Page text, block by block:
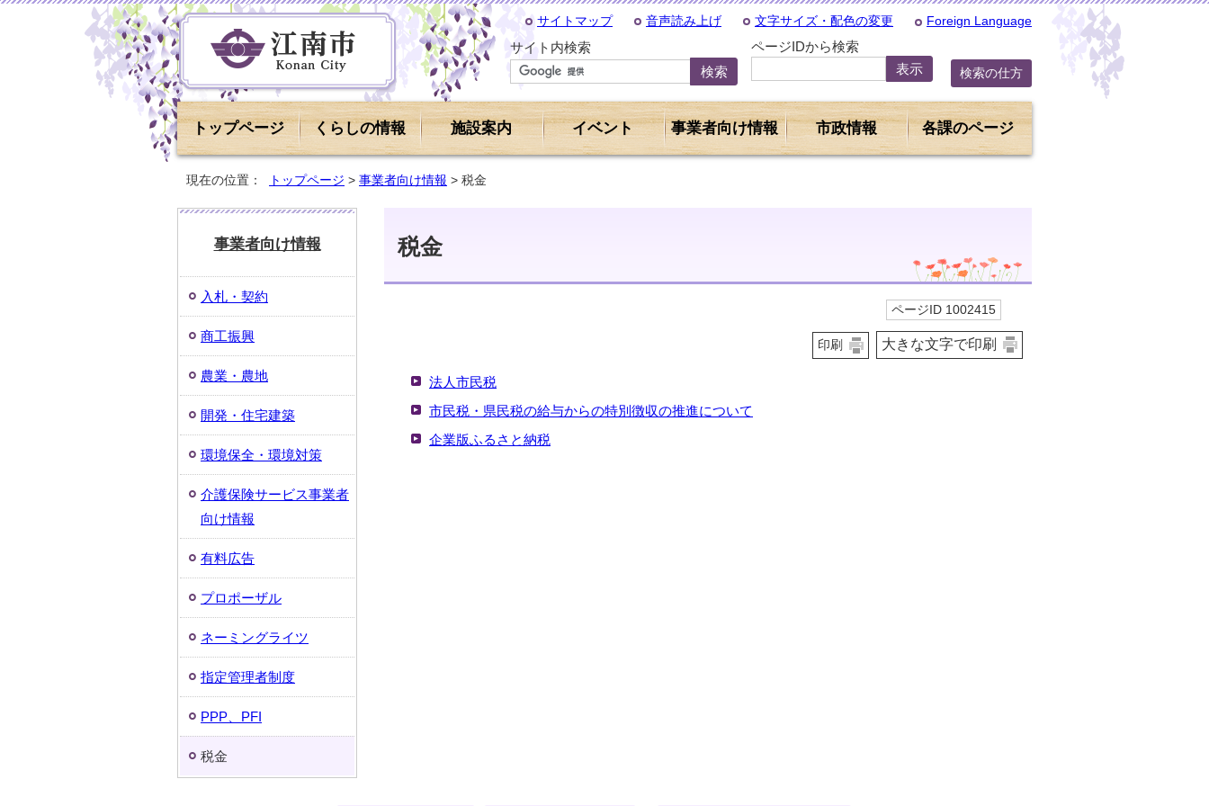
サイトマップ 音声読み上げ 文字サイズ・配色の変更 Foreign Language
サイト内検索 ページIDから検索
検索の仕方
トップページ くらしの情報 施設案内 イベント 事業者向け情報 市政情報 各課のページ
現在の位置： トップページ > 事業者向け情報 > 税金
税金
ページID 1002415
印刷 大きな文字で印刷
法人市民税
市民税・県民税の給与からの特別徴収の推進について
企業版ふるさと納税
事業者向け情報
入札・契約
商工振興
農業・農地
開発・住宅建築
環境保全・環境対策
介護保険サービス事業者
向け情報
有料広告
プロポーザル
ネーミングライツ
指定管理者制度
PPP、PFI
税金